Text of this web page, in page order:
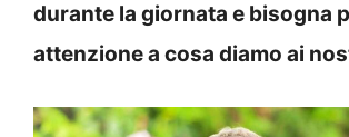
durante la giornata e bisogna
attenzione a cosa diamo ai